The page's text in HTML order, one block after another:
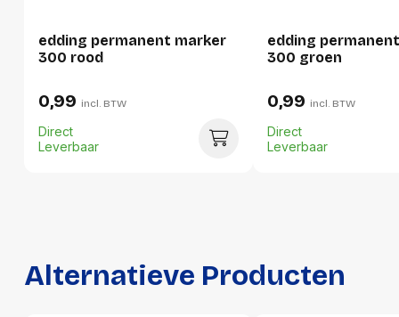
Gewicht
15 g
Verpakking
Per stuk
Lengte:
139 millimeter
edding permanent marker
300 rood
0,99 incl. BTW
Direct
Leverbaar
edding
300 groen
0,99 incl. BTW
Direct
Leverbaar
Alternatieve Producten